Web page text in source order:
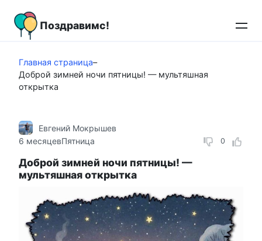
контенту
Поздравимс!
Главная страница–
Доброй зимней ночи пятницы! — мультяшная
открытка
0
Евгений Мокрышев
6 месяцевПятница
Доброй зимней ночи пятницы! —
мультяшная открытка